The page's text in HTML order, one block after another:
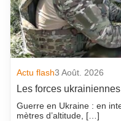
Actu flash3 Août. 2026
Les forces
Guerre en Ukraine : en
mètres d’altitude, […]